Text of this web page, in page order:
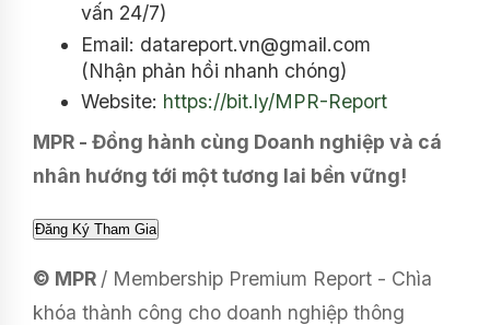
vấn 24/7)
Email: datareport.vn@gmail.com
(Nhận phản hồi nhanh chóng)
Website: https://bit.ly/MPR-Report
MPR - Đồng hành cùng Doanh nghiệp và cá
nhân hướng tới một tương lai bền vững!
© MPR / Membership Premium Report - Chìa
khóa thành công cho doanh nghiệp thông